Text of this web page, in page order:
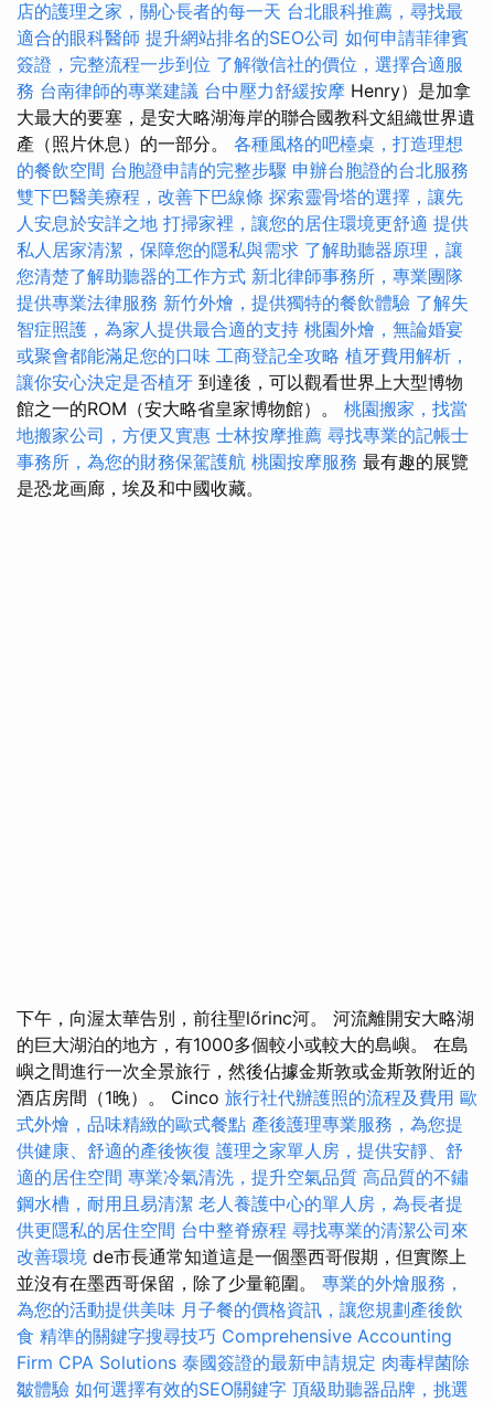
店的護理之家，關心長者的每一天 台北眼科推薦，尋找最
適合的眼科醫師 提升網站排名的SEO公司 如何申請菲律賓
簽證，完整流程一步到位 了解徵信社的價位，選擇合適服
務 台南律師的專業建議 台中壓力舒緩按摩 Henry）是加拿
大最大的要塞，是安大略湖海岸的聯合國教科文組織世界遺
產（照片休息）的一部分。 各種風格的吧檯桌，打造理想
的餐飲空間 台胞證申請的完整步驟 申辦台胞證的台北服務
雙下巴醫美療程，改善下巴線條 探索靈骨塔的選擇，讓先
人安息於安詳之地 打掃家裡，讓您的居住環境更舒適 提供
私人居家清潔，保障您的隱私與需求 了解助聽器原理，讓
您清楚了解助聽器的工作方式 新北律師事務所，專業團隊
提供專業法律服務 新竹外燴，提供獨特的餐飲體驗 了解失
智症照護，為家人提供最合適的支持 桃園外燴，無論婚宴
或聚會都能滿足您的口味 工商登記全攻略 植牙費用解析，
讓你安心決定是否植牙 到達後，可以觀看世界上大型博物
館之一的ROM（安大略省皇家博物館）。 桃園搬家，找當
地搬家公司，方便又實惠 士林按摩推薦 尋找專業的記帳士
事務所，為您的財務保駕護航 桃園按摩服務 最有趣的展覽
是恐龙画廊，埃及和中國收藏。
下午，向渥太華告別，前往聖lőrinc河。 河流離開安大略湖
的巨大湖泊的地方，有1000多個較小或較大的島嶼。 在島
嶼之間進行一次全景旅行，然後佔據金斯敦或金斯敦附近的
酒店房間（1晚）。 Cinco 旅行社代辦護照的流程及費用 歐
式外燴，品味精緻的歐式餐點 產後護理專業服務，為您提
供健康、舒適的產後恢復 護理之家單人房，提供安靜、舒
適的居住空間 專業冷氣清洗，提升空氣品質 高品質的不鏽
鋼水槽，耐用且易清潔 老人養護中心的單人房，為長者提
供更隱私的居住空間 台中整脊療程 尋找專業的清潔公司來
改善環境 de市長通常知道這是一個墨西哥假期，但實際上
並沒有在墨西哥保留，除了少量範圍。 專業的外燴服務，
為您的活動提供美味 月子餐的價格資訊，讓您規劃產後飲
食 精準的關鍵字搜尋技巧 Comprehensive Accounting
Firm CPA Solutions 泰國簽證的最新申請規定 肉毒桿菌除
皺體驗 如何選擇有效的SEO關鍵字 頂級助聽器品牌，挑選